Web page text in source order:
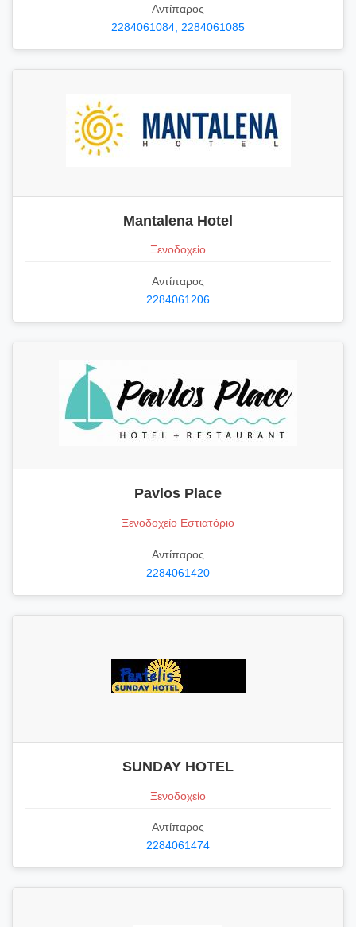
Αντίπαρος
2284061084, 2284061085
Mantalena Hotel
Ξενοδοχείο
Αντίπαρος
2284061206
Pavlos Place
Ξενοδοχείο Εστιατόριο
Αντίπαρος
2284061420
SUNDAY HOTEL
Ξενοδοχείο
Αντίπαρος
2284061474